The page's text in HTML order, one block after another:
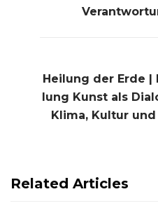
Heilung der Erde |
lung Kunst als
Klima, Kultur
Related Articles